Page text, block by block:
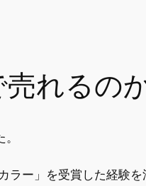
れるの
ー」を受賞した経験を